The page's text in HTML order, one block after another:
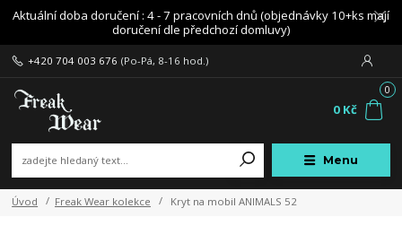
Aktuální doba doručení : 4 - 7 pracovních dnů (objednávky 10+ks mají
doručení dle předchozí domluvy)
Menu
+420 704 003 676 (Po-Pá, 8-16 hod.)
0
0 Kč
Úvod Freak Wear kolekce Kryt na mobil ANIMALS 52